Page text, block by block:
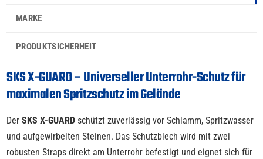
MARKE
PRODUKTSICHERHEIT
SKS X-GUARD – Universeller Unterrohr-Schutz für
maximalen Spritzschutz im Gelände
DerSKS X-GUARD schützt zuverlässig vor Schlamm, Spritzwasser
und aufgewirbelten Steinen. Das Schutzblech wird mit zwei
robusten Straps direkt am Unterrohr befestigt und eignet sich für